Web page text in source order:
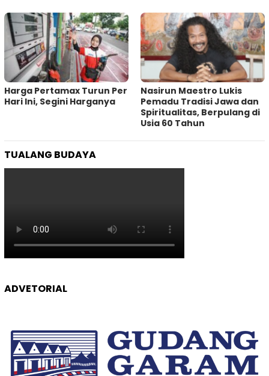
Harga Pertamax Turun Per
Hari Ini, Segini Harganya
‎Nasirun Maestro Lukis
Pemadu Tradisi Jawa dan
Spiritualitas, Berpulang di
Usia 60 Tahun
TUALANG BUDAYA
ADVETORIAL